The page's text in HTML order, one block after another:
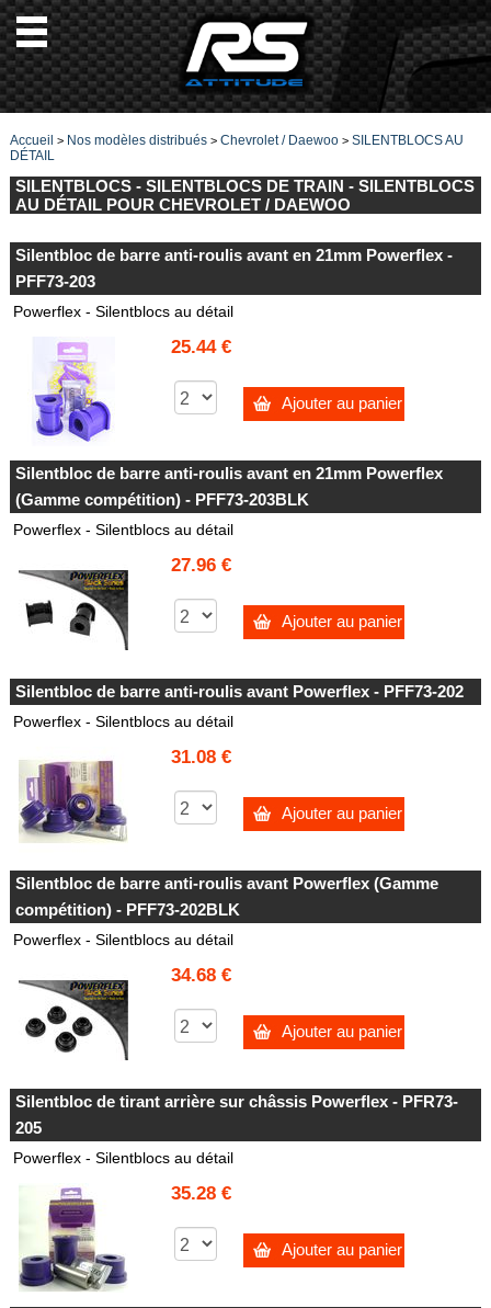
Accueil > Nos modèles distribués> Chevrolet / Daewoo> SILENTBLOCS AU
DÉTAIL
SILENTBLOCS - SILENTBLOCS DE TRAIN - SILENTBLOCS
AU DÉTAIL POUR CHEVROLET / DAEWOO
Silentbloc de barre anti-roulis avant en 21mm Powerflex -
PFF73-203
Powerflex - Silentblocs au détail
25.44 €
Ajouter au panier
Silentbloc de barre anti-roulis avant en 21mm Powerflex
(Gamme compétition) - PFF73-203BLK
Powerflex - Silentblocs au détail
27.96 €
Ajouter au panier
Silentbloc de barre anti-roulis avant Powerflex - PFF73-202
Powerflex - Silentblocs au détail
31.08 €
Ajouter au panier
Silentbloc de barre anti-roulis avant Powerflex (Gamme
compétition) - PFF73-202BLK
Powerflex - Silentblocs au détail
34.68 €
Ajouter au panier
Silentbloc de tirant arrière sur châssis Powerflex - PFR73-
205
Powerflex - Silentblocs au détail
35.28 €
Ajouter au panier